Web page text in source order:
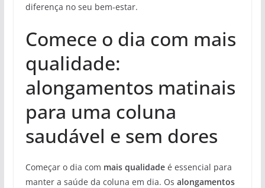
diferença no seu bem-estar.
Comece o dia com mais
qualidade:
alongamentos matinais
para uma coluna
saudável e sem dores
Começar o dia com mais qualidadeé essencial para
manter a saúde da coluna em dia. Os alongamentos